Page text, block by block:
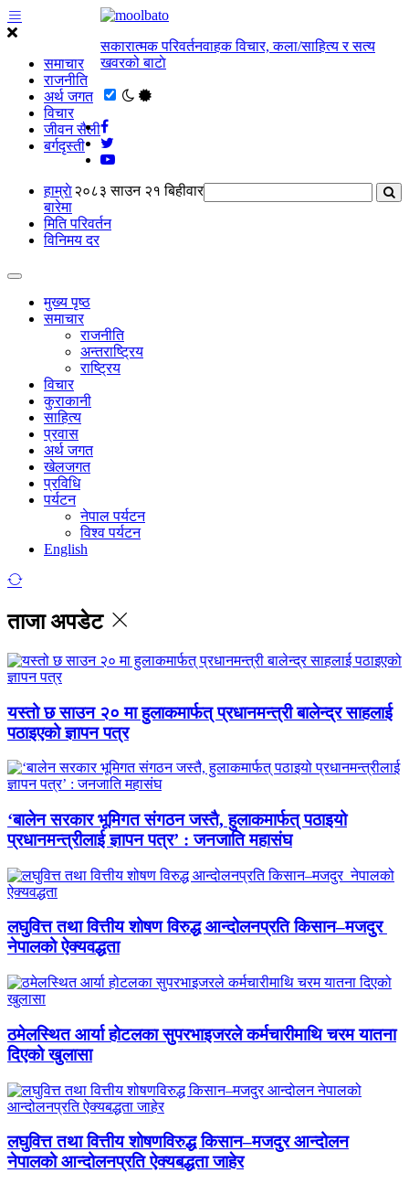
समाचार
राजनीति
अर्थ जगत
विचार
जीवन सैली
बर्गदृस्ती
सकारात्मक परिवर्तनवाहक विचार, कला/साहित्य र सत्य
खवरको बाटाे
२०८३ साउन २१ बिहीवार
हाम्राे
बारेमा
मिति परिवर्तन
विनिमय दर
मुख्य पृष्ठ
समाचार
राजनीति
अन्तराष्ट्रिय
राष्ट्रिय
विचार
कुराकानी
साहित्य
प्रवास
अर्थ जगत
खेलजगत
प्रविधि
पर्यटन
नेपाल पर्यटन
विश्व पर्यटन
English
ताजा अपडेट
यस्तो छ साउन २० मा हुलाकमार्फत् प्रधानमन्त्री बालेन्द्र साहलाई
पठाइएको ज्ञापन पत्र
‘बालेन सरकार भूमिगत संगठन जस्तै, हुलाकमार्फत् पठाइयो
प्रधानमन्त्रीलाई ज्ञापन पत्र’ : जनजाति महासंघ
लघुवित्त तथा वित्तीय शोषण विरुद्ध आन्दोलनप्रति किसान–मजदुर
नेपालको ऐक्यवद्धता
ठमेलस्थित आर्या होटलका सुपरभाइजरले कर्मचारीमाथि चरम यातना
दिएको खुलासा
लघुवित्त तथा वित्तीय शोषणविरुद्ध किसान–मजदुर आन्दोलन
नेपालको आन्दोलनप्रति ऐक्यबद्धता जाहेर